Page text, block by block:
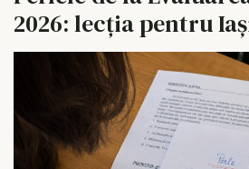
2026: lecția pentru